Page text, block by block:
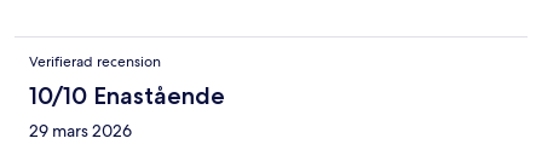
Verifierad recension
10/10 Enastående
29 mars 2026